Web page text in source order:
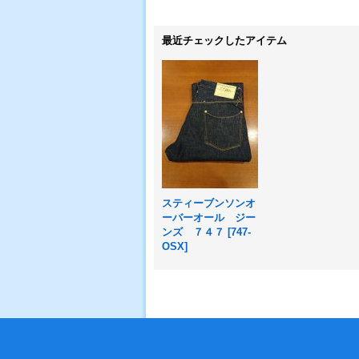
最近チェックしたアイテム
スティーブンソンオ
ーバーオール ジー
ンズ ７４７ [747-
OSX]